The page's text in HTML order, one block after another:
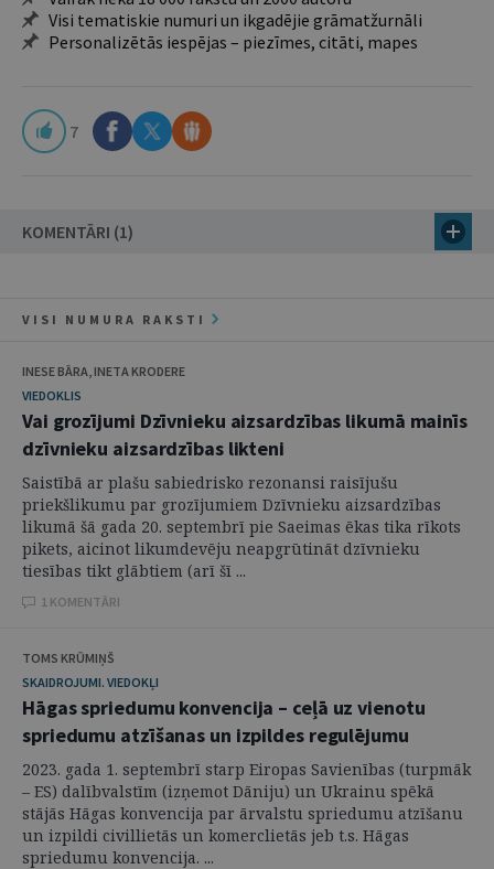
Visi tematiskie numuri un ikgadējie grāmatžurnāli
Personalizētās iespējas – piezīmes, citāti, mapes
7
KOMENTĀRI (1)
VISI NUMURA RAKSTI
INESE BĀRA, INETA KRODERE
VIEDOKLIS
Vai grozījumi Dzīvnieku aizsardzības likumā mainīs
dzīvnieku aizsardzības likteni
Saistībā ar plašu sabiedrisko rezonansi raisījušu
priekšlikumu par grozījumiem Dzīvnieku aizsardzības
likumā šā gada 20. septembrī pie Saeimas ēkas tika rīkots
pikets, aicinot likumdevēju neapgrūtināt dzīvnieku
tiesības tikt glābtiem (arī šī ...
1 KOMENTĀRI
TOMS KRŪMIŅŠ
SKAIDROJUMI. VIEDOKĻI
Hāgas spriedumu konvencija – ceļā uz vienotu
spriedumu atzīšanas un izpildes regulējumu
2023. gada 1. septembrī starp Eiropas Savienības (turpmāk
– ES) dalībvalstīm (izņemot Dāniju) un Ukrainu spēkā
stājās Hāgas konvencija par ārvalstu spriedumu atzīšanu
un izpildi civillietās un komerclietās jeb t.s. Hāgas
spriedumu konvencija. ...